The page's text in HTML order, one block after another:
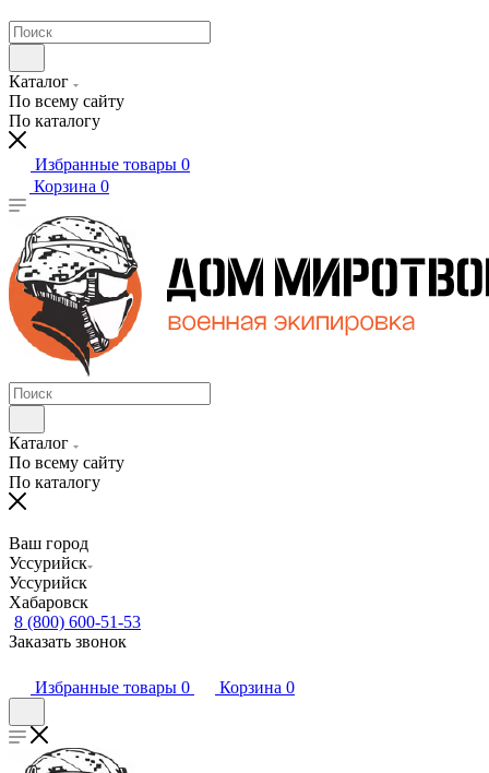
Каталог
По всему сайту
По каталогу
Избранные товары 0
Корзина 0
Каталог
По всему сайту
По каталогу
Ваш город
Уссурийск
Уссурийск
Хабаровск
8 (800) 600-51-53
Заказать звонок
Избранные товары 0 Корзина 0